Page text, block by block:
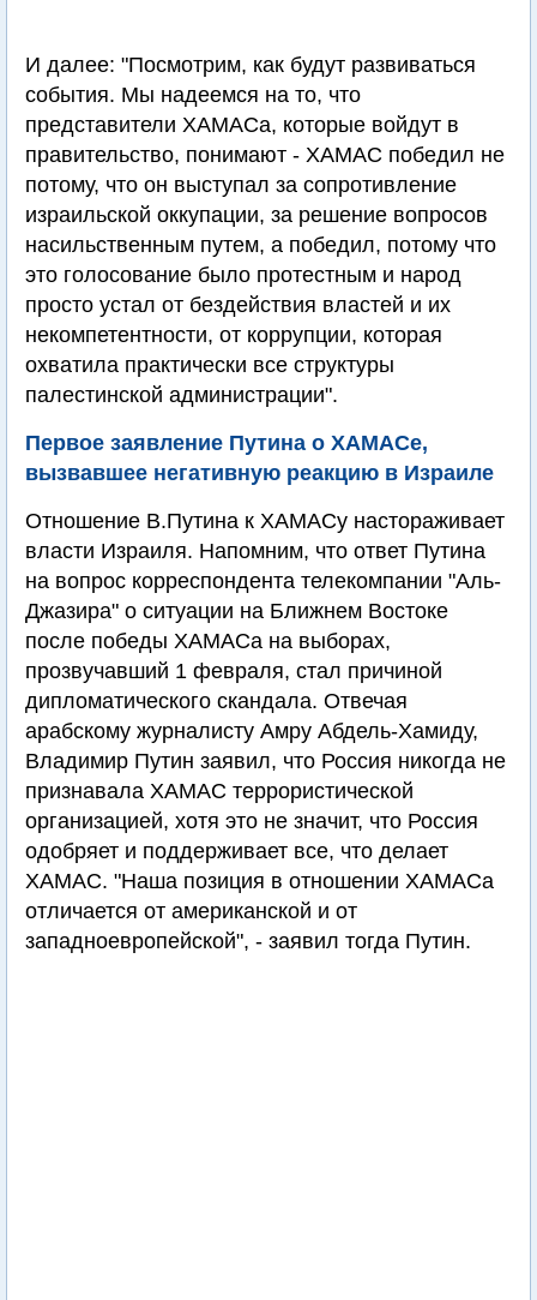
И далее: "Посмотрим, как будут развиваться
события. Мы надеемся на то, что
представители ХАМАСа, которые войдут в
правительство, понимают - ХАМАС победил не
потому, что он выступал за сопротивление
израильской оккупации, за решение вопросов
насильственным путем, а победил, потому что
это голосование было протестным и народ
просто устал от бездействия властей и их
некомпетентности, от коррупции, которая
охватила практически все структуры
палестинской администрации".
Первое заявление Путина о ХАМАСе,
вызвавшее негативную реакцию в Израиле
Отношение В.Путина к ХАМАСу настораживает
власти Израиля. Напомним, что ответ Путина
на вопрос корреспондента телекомпании "Аль-
Джазира" о ситуации на Ближнем Востоке
после победы ХАМАСа на выборах,
прозвучавший 1 февраля, стал причиной
дипломатического скандала. Отвечая
арабскому журналисту Амру Абдель-Хамиду,
Владимир Путин заявил, что Россия никогда не
признавала ХАМАС террористической
организацией, хотя это не значит, что Россия
одобряет и поддерживает все, что делает
ХАМАС. "Наша позиция в отношении ХАМАСа
отличается от американской и от
западноевропейской", - заявил тогда Путин.